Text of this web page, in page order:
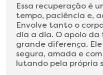
Essa recuperação é
tempo, paciência e,
Envolve tanto o
dia a dia. O apoio
grande diferença.
segura, amada e
lutando pela própria